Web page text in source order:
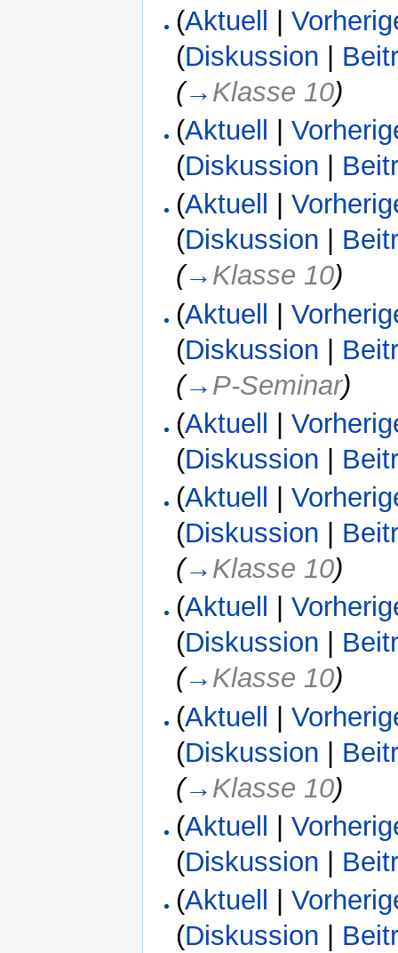
(Aktuell |
(Diskussion
(→ Klasse 10)
(Aktuell |
(Diskussion
(Aktuell |
(Diskussion
(→ Klasse 10)
(Aktuell |
(Diskussion |
(→ P-Seminar)
(Aktuell |
(Diskussion
(Aktuell |
(Diskussion
(→ Klasse 10)
(Aktuell |
(Diskussion
(→ Klasse 10)
(Aktuell |
(Diskussion
(→ Klasse 10)
(Aktuell |
(Diskussion
(Aktuell |
(Diskussion